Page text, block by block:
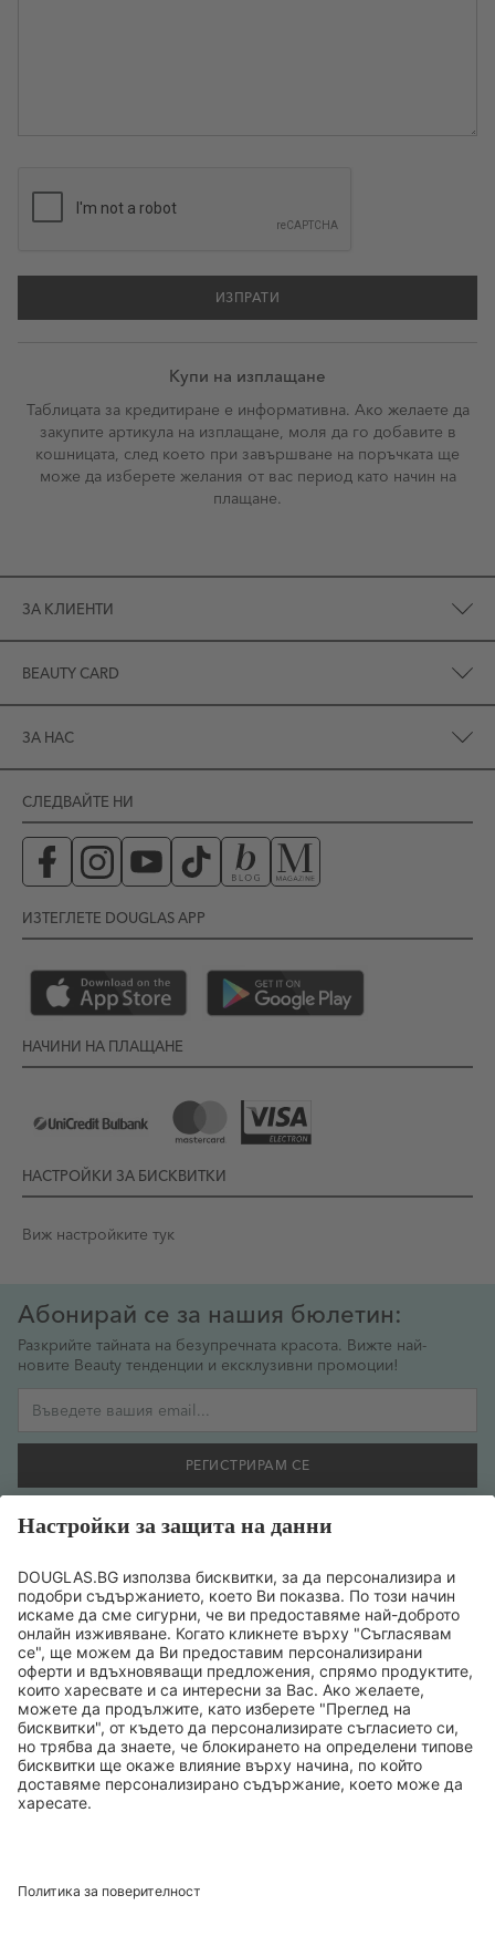
ИЗПРАТИ
Купи на изплащане
Таблицата за кредитиране е информативна. Ако желаете да
закупите артикула на изплащане, моля да го добавите в
кошницата, след което при завършване на поръчката ще
може да изберете желания от вас период като начин на
плащане.
ЗА КЛИЕНТИ
BEAUTY CARD
ЗА НАС
СЛЕДВАЙТЕ НИ
ИЗТЕГЛЕТЕ DOUGLAS APP
НАЧИНИ НА ПЛАЩАНЕ
НАСТРОЙКИ ЗА БИСКВИТКИ
Виж настройките тук
Абонирай се за нашия бюлетин:
Разкрийте тайната на безупречната красота. Вижте най-
новите Beauty тенденции и ексклузивни промоции!
РЕГИСТРИРАМ СЕ
предоставената от мен информация да се обработва
ТОП БРАНДОВЕ
ТОП ПРОДУКТИ
ТОП КАТЕГОРИИ